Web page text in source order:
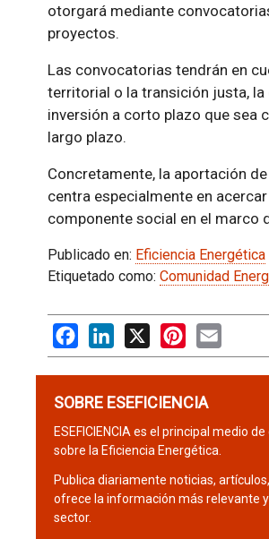
otorgará mediante
proyectos.
Las convocatorias tendrán en
territorial o la transición justa, la
inversión a corto plazo que sea
largo plazo.
Concretamente, la aportación
centra especialmente en
componente social en el marco
Publicado en: Eficiencia Energética
Etiquetado como: Comunidad
FacebookLinkedIn
X PinterestEmail
SOBRE ESEFICIENCIA
ESEFICIENCIA es el principal medio
sobre la Eficiencia Energética.
Publica diariamente noticias,
ofrece la información más relevante
sector.